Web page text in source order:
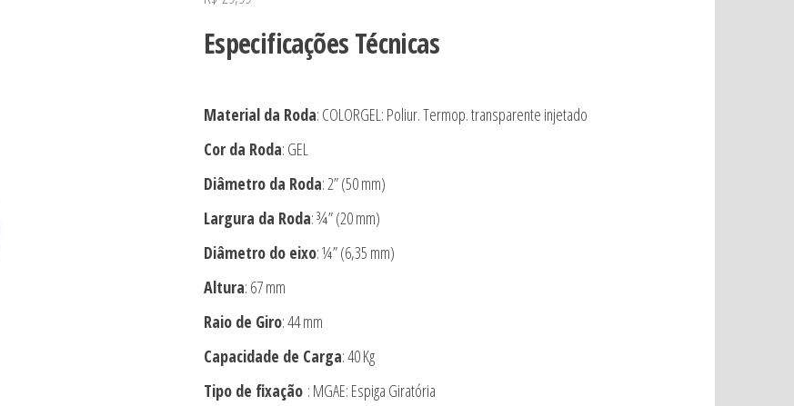
Especificações Técnicas
Material da Roda: COLORGEL: Poliur. Termop. transparente injetado
Cor da Roda: GEL
Diâmetro da Roda: 2” (50 mm)
Largura da Roda: ¾” (20 mm)
Diâmetro do eixo: ¼” (6,35 mm)
Altura: 67 mm
Raio de Giro: 44 mm
Capacidade de Carga: 40 Kg
Tipo de fixação: MGAE: Espiga Giratória